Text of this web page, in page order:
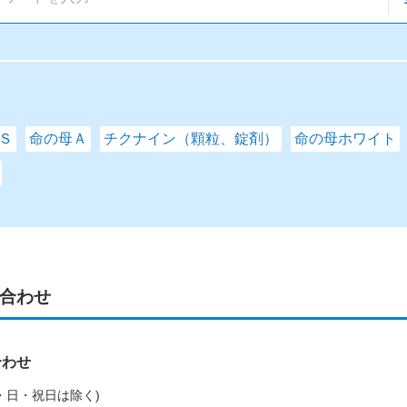
命の母Ａ チクナイン（顆粒、錠剤） 命の母ホワイト
わせ
せ
日・祝日は除く)